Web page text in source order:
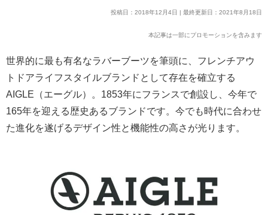
投稿日：2018年12月4日 | 最終更新日：2021年8月18日
本記事は一部にプロモーションを含みます
世界的に最も有名なラバーブーツを筆頭に、フレンチアウ
トドアライフスタイルブランドとして存在を確立する
AIGLE（エーグル）。1853年にフランスで創設し、今年で
165年を迎える歴史あるブランドです。今でも時代に合わせ
た進化を遂げるデザイン性と機能性の高さが光ります。